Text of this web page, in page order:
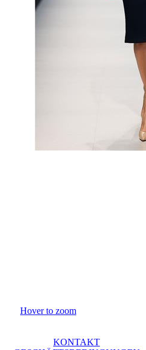
Hover to zoom
KONTAKT